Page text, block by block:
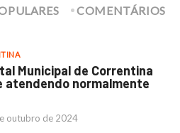
COMENTÁRIOS
Municipal de Correntina
atendendo normalmente
outubro de 2024